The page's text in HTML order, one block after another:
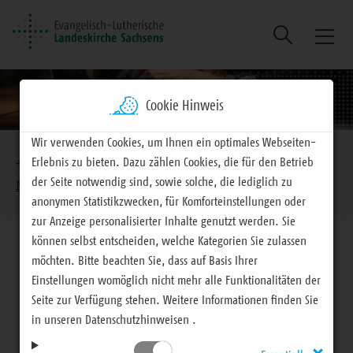
Suche
Brotkrumennavigation
EVLKS - engagiert
Mitteilungen
Mitteilungen für Haupt- und Ehrenamtliche
Mitteilungen für Haupt- und Ehrenamtliche
Cookie Hinweis
Wir verwenden Cookies, um Ihnen ein optimales Webseiten-
Erlebnis zu bieten. Dazu zählen Cookies, die für den Betrieb
der Seite notwendig sind, sowie solche, die lediglich zu
anonymen Statistikzwecken, für Komforteinstellungen oder
zur Anzeige personalisierter Inhalte genutzt werden. Sie
können selbst entscheiden, welche Kategorien Sie zulassen
möchten. Bitte beachten Sie, dass auf Basis Ihrer
Einstellungen womöglich nicht mehr alle Funktionalitäten der
Seite zur Verfügung stehen. Weitere Informationen finden Sie
in unseren Datenschutzhinweisen .